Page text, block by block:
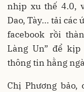
nhịp xu thế 4.0,
Dao, Tày... tải các
facebook rồi
Làng Un” để
thông tin hằng
Chị Phương